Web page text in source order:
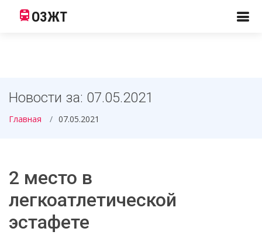
ОЗЖТ
Новости за: 07.05.2021
Главная 07.05.2021
2 место в
легкоатлетической
эстафете